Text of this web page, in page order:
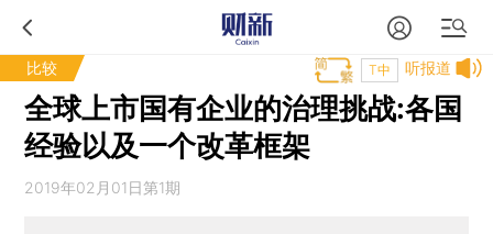
比较 听报道
T中
全球上市国有企业的治理挑战:各国
经验以及一个改革框架
2019年02月01日第1期